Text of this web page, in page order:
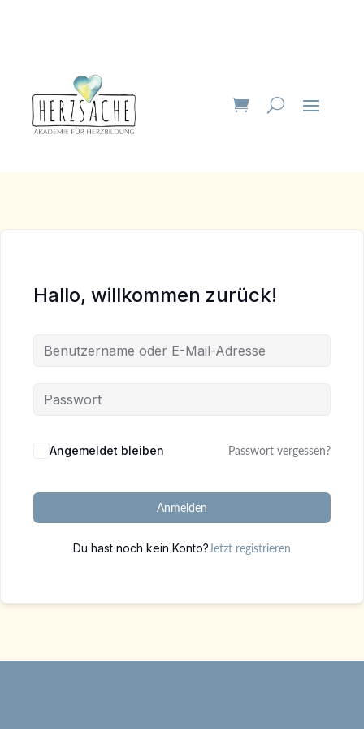
Hallo, willkommen zurück!
Alternative:
Angemeldet bleiben Passwort vergessen?
Anmelden
Du hast noch kein Konto?Jetzt registrieren